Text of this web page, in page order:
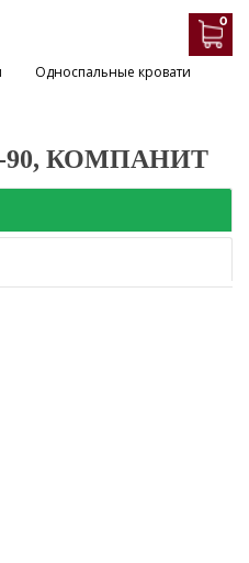
0
Односпальные кровати
90, КОМПАНИТ